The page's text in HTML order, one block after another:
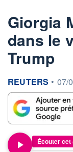
Giorgia
dans le
Trump
information
REUTERS • 07/
Écouter